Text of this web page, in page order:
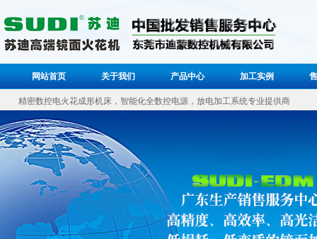
网站首页 关于我们 产品中心 加工实例
精密数控电火花成形机床，智能化全数控电源，放电加工系统专业提供商